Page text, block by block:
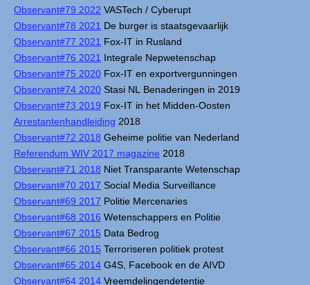
Observant#79 2022 VASTech / Cyberupt
Observant#78 2021 De burger is staatsgevaarlijk
Observant#77 2021 Fox-IT in Rusland
Observant#76 2021 Integrale Nepwetenschap
Observant#75 2020 Fox-IT en exportvergunningen
Observant#74 2020 Stasi NL Benaderingen in 2019
Observant#73 2019 Fox-IT in het Midden-Oosten
Arrestantenhandleiding 2018
Observant#72 2018 Geheime politie van Nederland
Referendum WIV 2017 magazine 2018
Observant#71 2018 Niet Transparante Wetenschap
Observant#70 2017 Social Media Surveillance
Observant#69 2017 Politie Mercenaries
Observant#68 2016 Wetenschappers en Politie
Observant#67 2015 Data Bedrog
Observant#66 2015 Terroriseren politiek protest
Observant#65 2014 G4S, Facebook en de AIVD
Observant#64 2014 Vreemdelingendetentie